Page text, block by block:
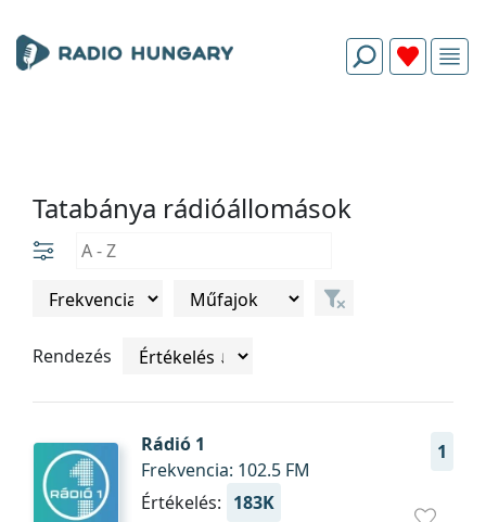
Tatabánya rádióállomások
Rendezés
Rádió 1 1
Frekvencia: 102.5 FM
Értékelés: 183K